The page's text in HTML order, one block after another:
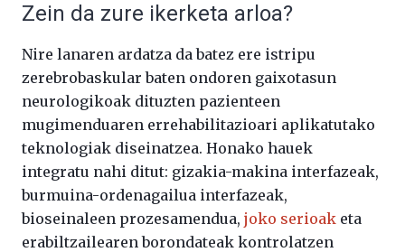
Zein da zure ikerketa arloa?
Nire lanaren ardatza da batez ere istripu
zerebrobaskular baten ondoren gaixotasun
neurologikoak dituzten pazienteen
mugimenduaren errehabilitazioari aplikatutako
teknologiak diseinatzea. Honako hauek
integratu nahi ditut: gizakia-makina interfazeak,
burmuina-ordenagailua interfazeak,
bioseinaleen prozesamendua, joko serioak eta
erabiltzailearen borondateak kontrolatzen